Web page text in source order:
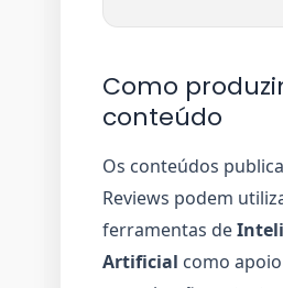
Como
conteúdo
Os conteúdos
Reviews podem
ferramentas de
Artificial como